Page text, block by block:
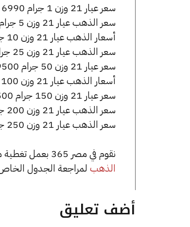
سعر عيار 21 وزن 1 جرام 6990 جنيه للشراء، وللبيع 7040 جنيه.
سعر الذهب عيار 21 وزن 5 جرام 34950 جنيه للشراء، وللبيع 35200 جنيه.
أسعار الذهب عيار 21 وزن 10 جرام 69900 جنيه للشراء، وللبيع 70400 جنيه.
سعر الذهب عيار 21 وزن 25 جرام 174750 جنيه للشراء، وللبيع 176000 جنيه.
سعر عيار 21 وزن 50 جرام 349500 جنيه للشراء، وللبيع 352000 جنيه.
أسعار الذهب عيار 21 وزن 100 جرام 699000 جنيه للشراء، وللبيع 704000 جنيه.
سعر عيار 21 وزن 150 جرام 1048500 جنيه للشراء، وللبيع 1056000 جنيه.
سعر الذهب عيار 21 وزن 200 جرام 1398000 جنيه للشراء، وللبيع 1408000 جنيه.
سعر الذهب عيار 21 وزن 250 جرام 1747500 جنيه للشراء، وللبيع 1760000 جنيه.
نقوم في مصر 365 بعمل تغطية مميزة لكافة أسعار الذهب في مصر، يمكنك الاطلاع على صفحة
الذهب لمراجعة الجدول
أضف تعليق